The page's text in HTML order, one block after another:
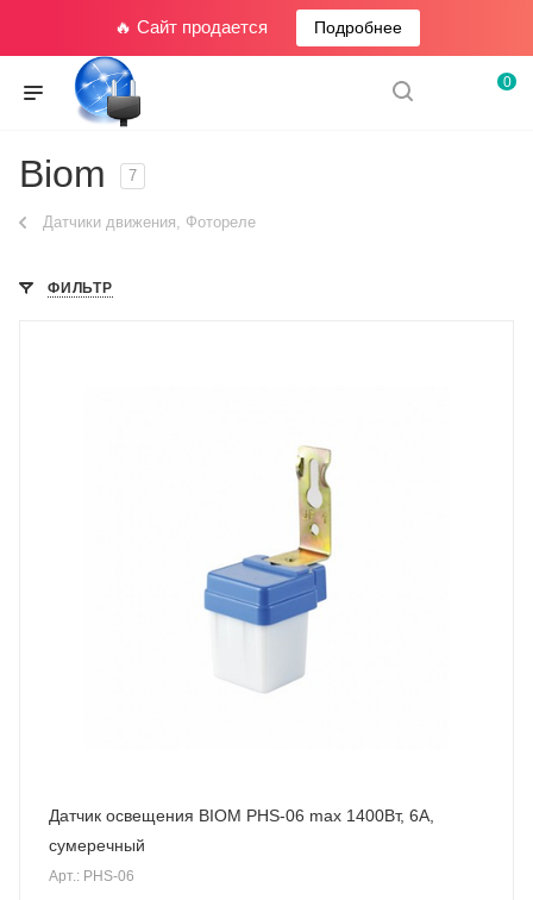
🔥 Сайт продается Подробнее
0
Biom 7
Датчики движения, Фотореле
ФИЛЬТР
Датчик освещения BIOM PHS-06 max 1400Вт, 6А,
сумеречный
Арт.: PHS-06